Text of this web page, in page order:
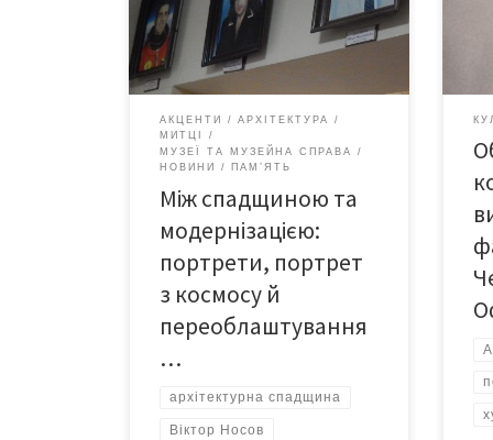
активістами, урбаністами й
“фанами”, профанами й усіма, хто
любить Чернівці — з їхнім минулим і
теперішнім. Ця серія портретів, яка
України Іваном Холоменюком, є не
лише елементом інтер’єру, а й
важливою візуальною історією […]
АКЦЕНТИ
АРХІТЕКТУРА
МИТЦІ
МУЗЕЇ ТА МУЗЕЙНА СПРАВА
НОВИНИ
ПАМ’ЯТЬ
Між спадщиною та
модернізацією:
портрети, портрет
з космосу й
переоблаштування
…
архітектурна спадщина
Віктор Носов